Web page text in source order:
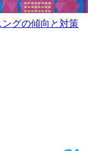
グの傾向と対策